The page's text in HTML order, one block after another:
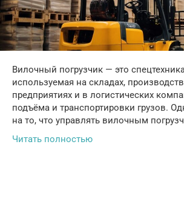
Вилочный погрузчик — это
используемая на складах,
предприятиях и в логистических
подъёма и транспортировки грузов.
на то, что управлять вилочным
Читать полностью